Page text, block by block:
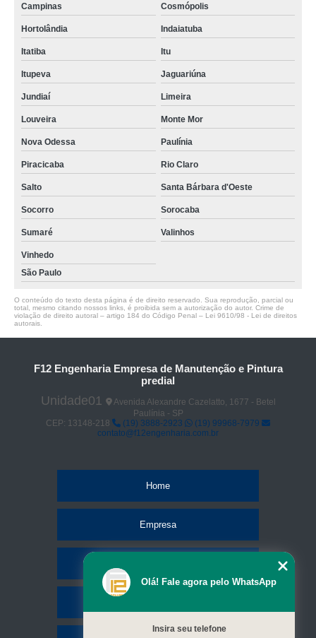
Campinas Cosmópolis
Hortolândia Indaiatuba
Itatiba Itu
Itupeva Jaguariúna
Jundiaí Limeira
Louveira Monte Mor
Nova Odessa Paulínia
Piracicaba Rio Claro
Salto Santa Bárbara d'Oeste
Socorro Sorocaba
Sumaré Valinhos
Vinhedo
São Paulo
O conteúdo do texto desta página é de direito reservado. Sua reprodução, parcial ou
total, mesmo citando nossos links, é proibida sem a autorização do autor. Crime de
violação de direito autoral – artigo 184 do Código Penal – Lei 9610/98 - Lei de direitos
autorais
F12 Engenharia Empresa de Manutenção e Pintura
predial
Unidade01
Avenida Alexandre Cazelatto, 1677 - Betel
Paulínia - SP
CEP: 13148-218
(19) 3888-2923
(19) 99968-7979
contato@f12engenharia.com.br
Home
Empresa
Olá! Fale agora pelo WhatsApp
Insira seu telefone